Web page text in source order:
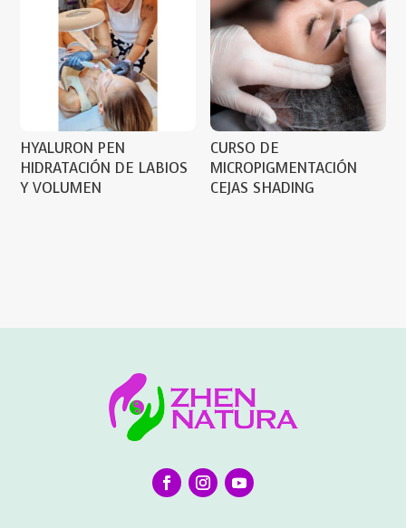
HYALURON PEN
HIDRATACIÓN DE LABIOS
Y VOLUMEN
CURSO DE
MICROPIGMENTACIÓN
CEJAS SHADING